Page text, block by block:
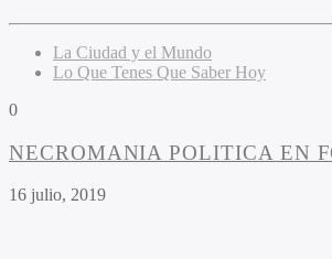
La Ciudad y el Mundo
Lo Que Tenes Que Saber Hoy
0
NECROMANIA POLITICA EN
16 julio, 2019